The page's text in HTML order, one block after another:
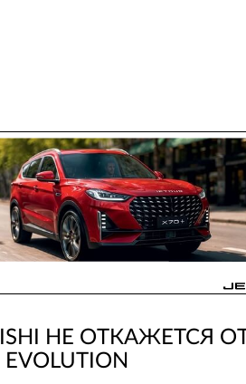
НЕ ОТКАЖЕТСЯ
EVOLUTION